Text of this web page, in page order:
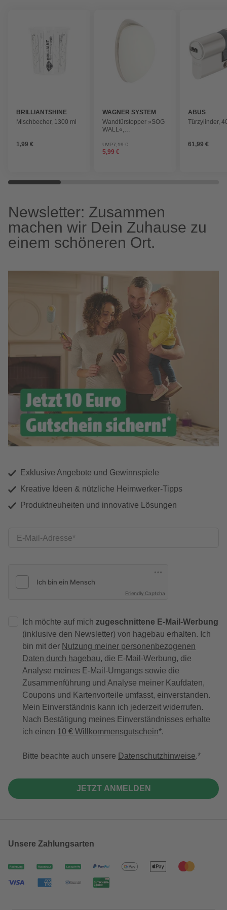
BRILLIANTSHINE
Mischbecher, 1300 ml
1,99 €
WAGNER SYSTEM
Wandtürstopper »SOG
WALL«,
Metall/Gummi
UVP7,19 €
5,99 €
ABUS
Türzylinder,
61,99 €
Newsletter: Zusammen
machen wir Dein Zuhause zu
einem schöneren Ort.
Exklusive Angebote und Gewinnspiele
Kreative Ideen & nützliche Heimwerker-Tipps
Produktneuheiten und innovative Lösungen
E-Mail-Adresse
Friendly Captcha
Ich möchte auf mich zugeschnittene E-Mail-Werbung
(inklusive den Newsletter) von hagebau erhalten. Ich
bin mit der Nutzung meiner personenbezogenen
Daten durch hagebau, die E-Mail-Werbung, die
Analyse meines E-Mail-Umgangs sowie die
Zusammenführung und Analyse meiner Kaufdaten,
Coupons und Kartenvorteile umfasst, einverstanden.
Mein Einverständnis kann ich jederzeit widerrufen.
Nach Bestätigung meines Einverständnisses erhalte
ich einen 10 € Willkommensgutschein*.
Bitte beachte auch unsere Datenschutzhinweise.
JETZT ANMELDEN
Unsere Zahlungsarten